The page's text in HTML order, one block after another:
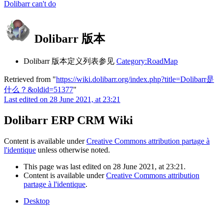
Dolibarr can't do
Dolibarr 版本
Dolibarr 版本定义列表参见 Category:RoadMap
Retrieved from "https://wiki.dolibarr.org/index.php?title=Dolibarr是
什么？&oldid=51377"
Last edited on 28 June 2021, at 23:21
Dolibarr ERP CRM Wiki
Content is available underCreative Commons attribution partage à
l'identique unless otherwise noted.
This page was last edited on 28 June 2021, at 23:21.
Content is available underCreative Commons attribution
partage à l'identique.
Desktop